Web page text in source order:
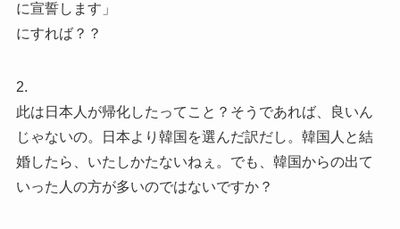
に宣誓します」
にすれば？？
2.
此は日本人が帰化したってこと？そうであれば、良いん
じゃないの。日本より韓国を選んだ訳だし。韓国人と結
婚したら、いたしかたないねぇ。でも、韓国からの出て
いった人の方が多いのではないですか？